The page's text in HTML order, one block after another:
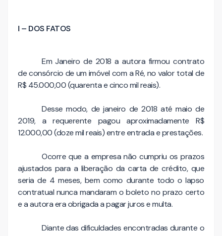
I – DOS FATOS
Em Janeiro de 2018 a autora firmou contrato
de consórcio de um imóvel com a Ré, no valor total de
R$ 45.000,00 (quarenta e cinco mil reais).
Desse modo, de janeiro de 2018 até maio de
2019, a requerente pagou aproximadamente R$
12.000,00 (doze mil reais) entre entrada e prestações.
Ocorre que a empresa não cumpriu os prazos
ajustados para a liberação da carta de crédito, que
seria de 4 meses, bem como durante todo o lapso
contratual nunca mandaram o boleto no prazo certo
e a autora era obrigada a pagar juros e multa.
Diante das dificuldades encontradas durante o